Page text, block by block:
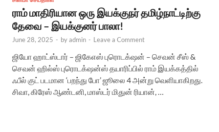
ராம் மாதிரியான ஒரு இயக்குநர் தமிழ்நாட்டிற்கு
தேவை – இயக்குனர் பாலா!
June 28, 2025 - byadmin - Leave a Comment
ஜியோ ஹாட்ஸ்டார் – ஜிகேஎஸ் புரொடக்‌ஷன் – செவன் சீஸ் &
செவன் ஹில்ஸ் புரொடக்‌ஷன்ஸ் தயாரிப்பில் ராம் இயக்கத்தில்
ஃபீல் குட் படமான ‘பறந்து போ’ ஜூலை 4 அன்று வெளியாகிறது.
சிவா, கிரேஸ் ஆண்டனி, மாஸ்டர் மிதுன் ரியான், …